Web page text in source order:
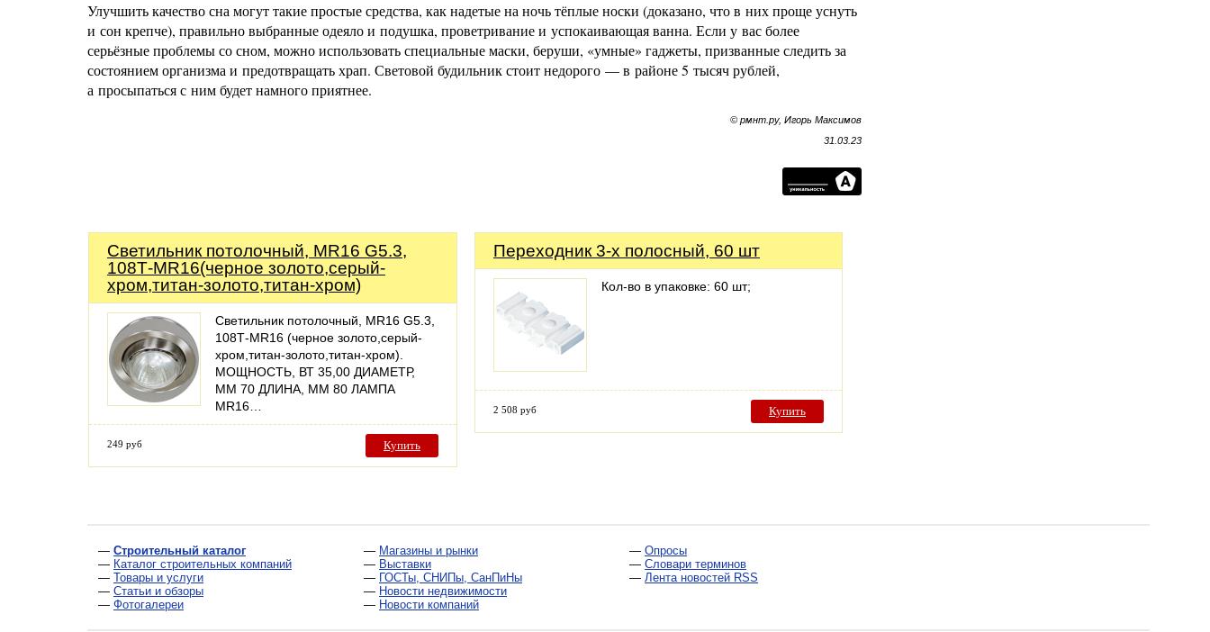
Улучшить качество сна могут такие простые средства, как надетые на ночь тёплые носки (доказано, что в них проще уснуть
и сон крепче), правильно выбранные одеяло и подушка, проветривание и успокаивающая ванна. Если у вас более
серьёзные проблемы со сном, можно использовать специальные маски, беруши, «умные» гаджеты, призванные следить за
состоянием организма и предотвращать храп. Световой будильник стоит недорого — в районе 5 тысяч рублей,
а просыпаться с ним будет намного приятнее.
© рмнт.ру, Игорь Максимов
31.03.23
Светильник потолочный, MR16 G5.3,
108Т-MR16(черное золото,серый-
хром,титан-золото,титан-хром)
Светильник потолочный, MR16 G5.3,
108Т-MR16 (черное золото,серый-
хром,титан-золото,титан-хром).
МОЩНОСТЬ, ВТ 35,00 ДИАМЕТР,
ММ 70 ДЛИНА, ММ 80 ЛАМПА
MR16…
249 руб Купить
Переходник 3-х полосный, 60 шт
Кол-во в упаковке: 60 шт;
2 508 руб Купить
— Строительный каталог
— Каталог строительных компаний
— Товары и услуги
— Статьи и обзоры
— Фотогалереи
— Магазины и рынки
— Выставки
— ГОСТы, СНИПы, СанПиНы
— Новости недвижимости
— Новости компаний
— Опросы
— Словари терминов
— Лента новостей RSS